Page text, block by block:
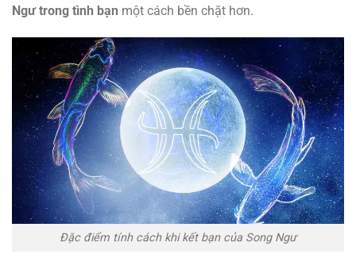
Ngư trong tình bạn một cách bền chặt hơn.
Đặc điểm tính cách khi kết bạn của Song Ngư